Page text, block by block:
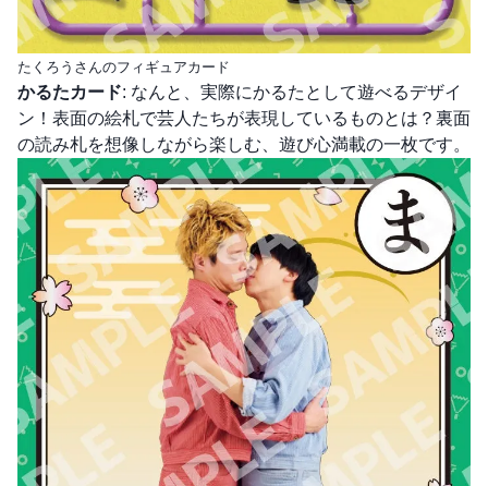
たくろうさんのフィギュアカード
かるたカード: なんと、実際にかるたとして遊べるデザイ
ン！表面の絵札で芸人たちが表現しているものとは？裏面
の読み札を想像しながら楽しむ、遊び心満載の一枚です。